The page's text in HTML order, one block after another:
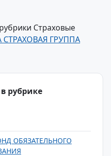
Страховые
ГРУППА
рубрике
ОБЯЗАТЕЛЬНОГО